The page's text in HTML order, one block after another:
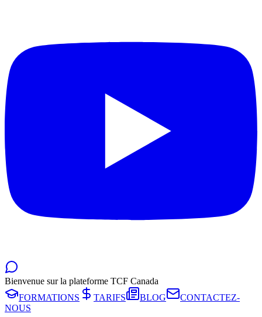
Bienvenue sur la plateforme TCF Canada
FORMATIONS
TARIFS BLOG
CONTACTEZ-
NOUS